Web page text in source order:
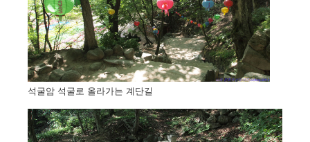
석굴암 석굴로 올라가는 계단길